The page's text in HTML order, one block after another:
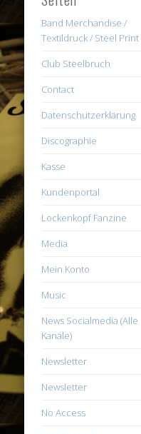
Band Merchandise /
Textildruck / Steel Print
Club Steelbruch
Contact
Datenschutzerklärung
Discographie
Kasse
Kundenportal
Lockenkopf Fanzine
Media
Mein Konto
Music
News Socialmedia (Alle
Kanäle)
Newsletter
Newsletter
No Access